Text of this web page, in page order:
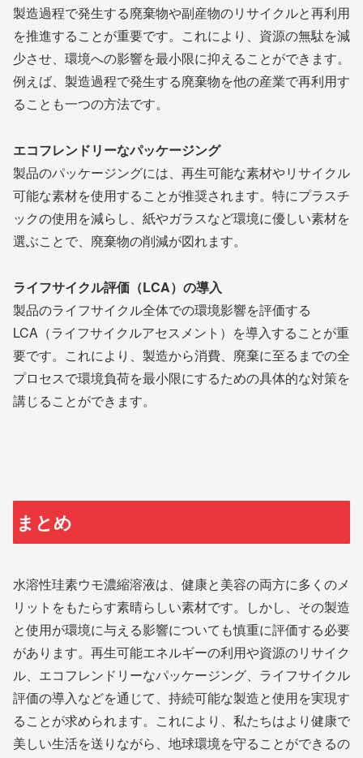
製造過程で発生する廃棄物や副産物のリサイクルと再利用
を推進することが重要です。これにより、資源の無駄を減
少させ、環境への影響を最小限に抑えることができます。
例えば、製造過程で発生する廃棄物を他の産業で再利用す
ることも一つの方法です。
エコフレンドリーなパッケージング
製品のパッケージングには、再生可能な素材やリサイクル
可能な素材を使用することが推奨されます。特にプラスチ
ックの使用を減らし、紙やガラスなど環境に優しい素材を
選ぶことで、廃棄物の削減が図れます。
ライフサイクル評価（LCA）の導入
製品のライフサイクル全体での環境影響を評価する
LCA（ライフサイクルアセスメント）を導入することが重
要です。これにより、製造から消費、廃棄に至るまでの全
プロセスで環境負荷を最小限にするための具体的な対策を
講じることができます。
まとめ
水溶性珪素ウモ濃縮溶液は、健康と美容の両方に多くのメ
リットをもたらす素晴らしい素材です。しかし、その製造
と使用が環境に与える影響についても慎重に評価する必要
があります。再生可能エネルギーの利用や資源のリサイク
ル、エコフレンドリーなパッケージング、ライフサイクル
評価の導入などを通じて、持続可能な製造と使用を実現す
ることが求められます。これにより、私たちはより健康で
美しい生活を送りながら、地球環境を守ることができるの